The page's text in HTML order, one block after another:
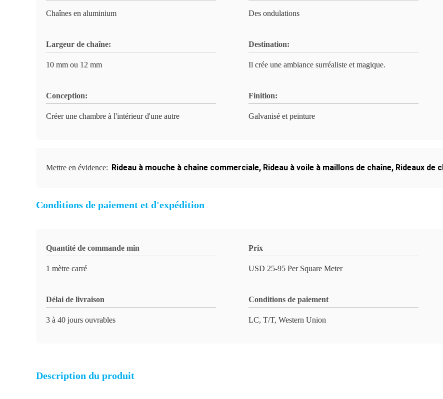
Chaînes en aluminium Des ondulations
Largeur de chaîne:
10 mm ou 12 mm
Destination:
Il crée une ambiance surréaliste et magique.
Conception:
Créer une chambre à l'intérieur d'une autre
Finition:
Galvanisé et peinture
Mettre en évidence: Rideau à mouche à chaîne commerciale, Rideau à voile à maillons de chaîne, Rideaux de
Conditions de paiement et d'expédition
Quantité de commande min
1 mètre carré
Prix
USD 25-95 Per Square Meter
Délai de livraison
3 à 40 jours ouvrables
Conditions de paiement
LC, T/T, Western Union
Description du produit